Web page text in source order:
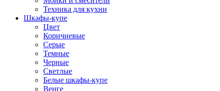
Техника для кухни
Шкафы-купе
Цвет
Коричневые
Серые
Темные
Черные
Светлые
Белые шкафы-купе
Венге